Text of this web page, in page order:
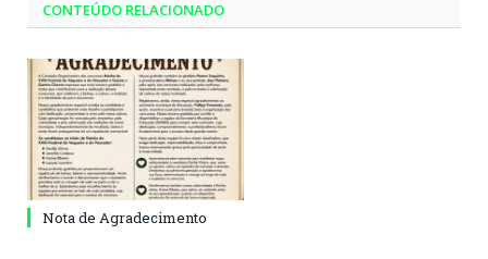
CONTEÚDO RELACIONADO
Nota de Agradecimento